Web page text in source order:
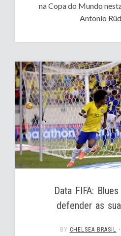
na Copa do Mundo
Antonio
Data FIFA:
defender as
BY CHELSEA BRASIL •